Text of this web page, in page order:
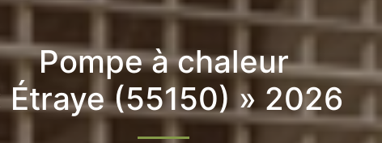
Pompe à chaleur
Étraye (55150) » 2026